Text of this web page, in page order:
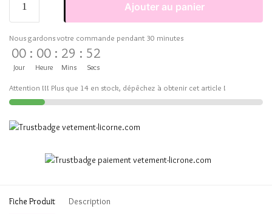
Ajouter au panier
Nous gardons votre commande pendant 30 minutes
00
Jour
: 00
Heure
: 29
Mins
: 52
Secs
Attention !!! Plus que 14 en stock, dépêchez à obtenir cet article !
Fiche Produit Description